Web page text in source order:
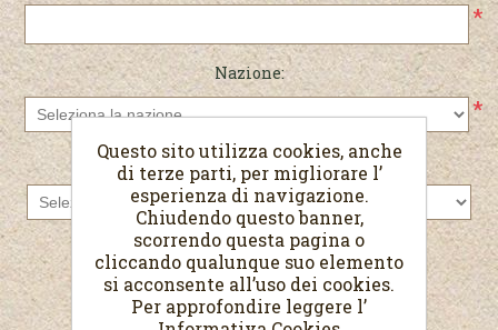
*
Nazione:
*
Stato/provincia:
Recapiti
Telefono:
Questo sito utilizza cookies, anche
di terze parti, per migliorare l’
esperienza di navigazione.
Chiudendo questo banner,
scorrendo questa pagina o
cliccando qualunque suo elemento
si acconsente all’uso dei cookies.
Per approfondire leggere l’